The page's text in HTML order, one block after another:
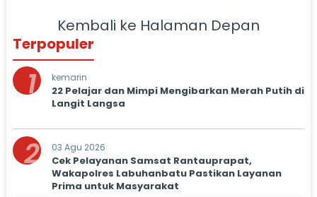
Kembali ke Halaman Depan
Terpopuler
1 kemarin
22 Pelajar dan Mimpi Mengibarkan Merah Putih di
Langit Langsa
2 03 Agu 2026
Cek Pelayanan Samsat Rantauprapat,
Wakapolres Labuhanbatu Pastikan Layanan
Prima untuk Masyarakat